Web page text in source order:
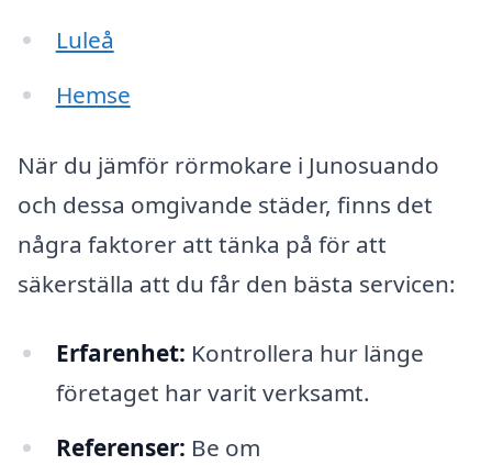
Luleå
Hemse
När du jämför rörmokare i Junosuando
och dessa omgivande städer, finns det
några faktorer att tänka på för att
säkerställa att du får den bästa servicen:
Erfarenhet: Kontrollera hur länge
företaget har varit verksamt.
Referenser: Be om